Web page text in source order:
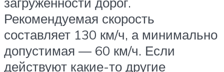
Рекомендуемая скорость
составляет 130 км/ч, а минимально
допустимая — 60 км/ч. Если
действуют какие-то другие